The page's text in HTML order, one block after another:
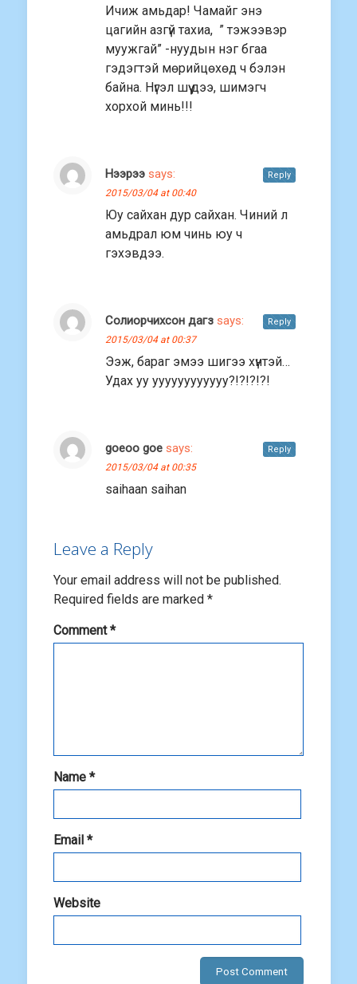
Ичиж амьдар! Чамайг энэ
цагийн азгүй тахиа, ” тэжээвэр
муужгай” -нуудын нэг бгаа
гэдэгтэй мөрийцөхөд ч бэлэн
байна. Нүгэл шүү дээ, шимэгч
хорхой минь!!!
Нээрээ says:
2015/03/04 at 00:40
Юу сайхан дур сайхан. Чиний л
амьдрал юм чинь юу ч
гэхэвдээ.
Reply
Солиорчихсон дагз says:
2015/03/04 at 00:37
Ээж, бараг эмээ шигээ хүнтэй…
Удах уу уууууууууууу?!?!?!?!
Reply
goeoo goe says:
2015/03/04 at 00:35
saihaan saihan
Reply
Leave a Reply
Your email address will not be published.
Required fields are marked *
Comment*
Name *
Email *
Website